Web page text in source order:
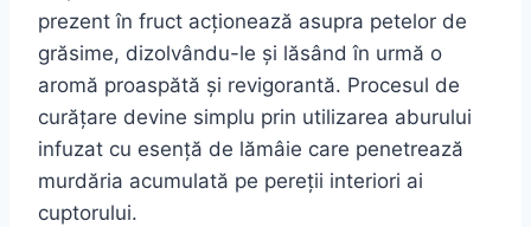
prezent în fruct acționează asupra petelor de
grăsime, dizolvându-le și lăsând în urmă o
aromă proaspătă și revigorantă. Procesul de
curățare devine simplu prin utilizarea aburului
infuzat cu esență de lămâie care penetrează
murdăria acumulată pe pereții interiori ai
cuptorului.